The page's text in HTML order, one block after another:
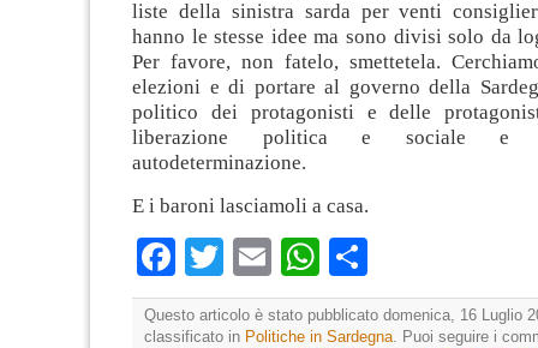
liste della sinistra sarda per venti
hanno le stesse idee ma sono divisi solo da
Per favore, non fatelo, smettetela.
elezioni e di portare al governo della
politico dei protagonisti e delle
liberazione politica e sociale e
autodeterminazione.
E i baroni lasciamoli a casa.
Facebook
TwitterEmailWhatsApp
Questo articolo è stato pubblicato domenica, 16 Luglio
classificato in Politiche in Sardegna. Puoi seguire i